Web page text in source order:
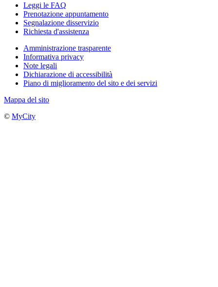
Leggi le FAQ
Prenotazione appuntamento
Segnalazione disservizio
Richiesta d'assistenza
Amministrazione trasparente
Informativa privacy
Note legali
Dichiarazione di accessibilità
Piano di miglioramento del sito e dei servizi
Mappa del sito
© MyCity